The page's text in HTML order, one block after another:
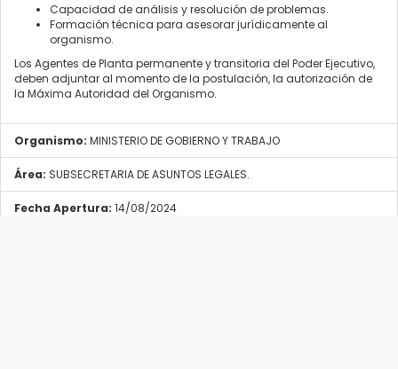
Capacidad de análisis y resolución de problemas.
Formación técnica para asesorar jurídicamente al
organismo.
Los Agentes de Planta permanente y transitoria del Poder Ejecutivo,
deben adjuntar al momento de la postulación, la autorización de
la Máxima Autoridad del Organismo.
Organismo: MINISTERIO DE GOBIERNO Y TRABAJO
Área: SUBSECRETARIA DE ASUNTOS LEGALES.
Fecha Apertura: 14/08/2024